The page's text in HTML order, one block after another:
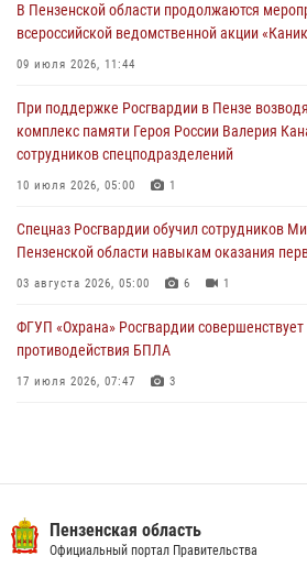
В Пензе сотрудники Росгвардии задержали
дома
03 августа 2026, 05:59
Росгвардейцы Пензенской области
03 августа 2026, 05:15
В Пензенской области продолжаются
всероссийской ведомственной акции
09 июля 2026, 11:44
При поддержке Росгвардии в Пензе
комплекс памяти Героя России Валерия
сотрудников спецподразделений
10 июля 2026, 05:00 1
Спецназ Росгвардии обучил сотрудников
Пензенской области навыкам оказания
03 августа 2026, 05:00 6 1
ФГУП «Охрана» Росгвардии
противодействия БПЛА
17 июля 2026, 07:47 3
Военнослужащие Росгвардии в Заречном
просветительской лекции Общества «Знание»
Пензенская область
Официальный портал Правительства